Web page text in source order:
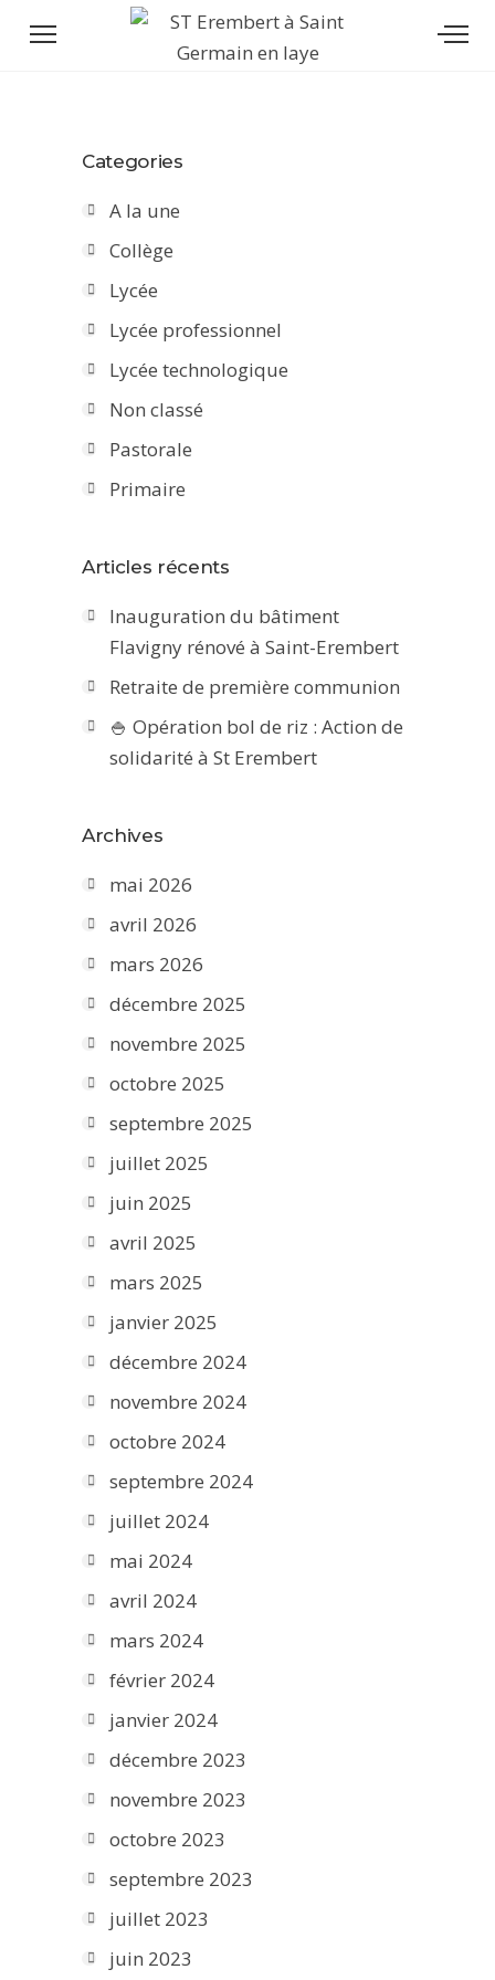
Categories
A la une
Collège
Lycée
Lycée professionnel
Lycée technologique
Non classé
Pastorale
Primaire
Articles récents
Inauguration du bâtiment
Flavigny rénové à Saint-Erembert
Retraite de première communion
🍚 Opération bol de riz : Action de
solidarité à St Erembert
Archives
mai 2026
avril 2026
mars 2026
décembre 2025
novembre 2025
octobre 2025
septembre 2025
juillet 2025
juin 2025
avril 2025
mars 2025
janvier 2025
décembre 2024
novembre 2024
octobre 2024
septembre 2024
juillet 2024
mai 2024
avril 2024
mars 2024
février 2024
janvier 2024
décembre 2023
novembre 2023
octobre 2023
septembre 2023
juillet 2023
juin 2023